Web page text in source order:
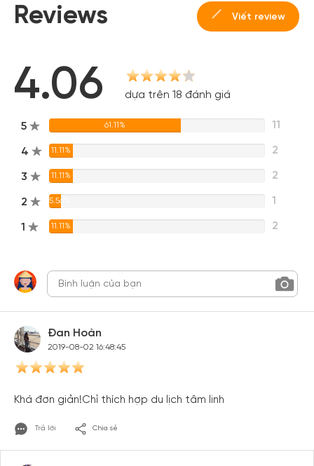
Reviews Viết review
4.06 dựa trên 18 đánh giá
5 61.11% 11
4 11.11% 2
3 11.11% 2
2 5.56% 1
1 11.11% 2
Đan Hoàn
2019-08-02 16:48:45
Khá đơn giản!Chỉ thích hợp du lịch tâm linh
Trả lời Chia sẻ